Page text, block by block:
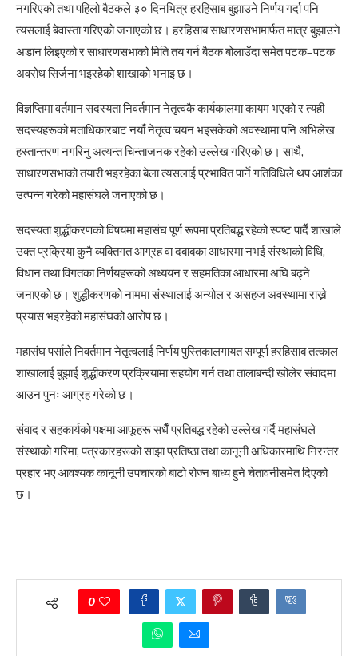
नगरिएको तथा पहिलो बैठकले ३० दिनभित्र हरहिसाब बुझाउने निर्णय गर्दा पनि
त्यसलाई बेवास्ता गरिएको जनाएको छ। हरहिसाब साधारणसभामार्फत मात्र बुझाउने
अडान लिइएको र साधारणसभाको मिति तय गर्न बैठक बोलाउँदा समेत पटक–पटक
अवरोध सिर्जना भइरहेको शाखाको भनाइ छ।
विज्ञप्तिमा वर्तमान सदस्यता निवर्तमान नेतृत्वकै कार्यकालमा कायम भएको र त्यही
सदस्यहरूको मताधिकारबाट नयाँ नेतृत्व चयन भइसकेको अवस्थामा पनि अभिलेख
हस्तान्तरण नगरिनु अत्यन्त चिन्ताजनक रहेको उल्लेख गरिएको छ। साथै,
साधारणसभाको तयारी भइरहेका बेला त्यसलाई प्रभावित पार्ने गतिविधिले थप आशंका
उत्पन्न गरेको महासंघले जनाएको छ।
सदस्यता शुद्धीकरणको विषयमा महासंघ पूर्ण रूपमा प्रतिबद्ध रहेको स्पष्ट पार्दै शाखाले
उक्त प्रक्रिया कुनै व्यक्तिगत आग्रह वा दबाबका आधारमा नभई संस्थाको विधि,
विधान तथा विगतका निर्णयहरूको अध्ययन र सहमतिका आधारमा अघि बढ्ने
जनाएको छ। शुद्धीकरणको नाममा संस्थालाई अन्योल र असहज अवस्थामा राख्ने
प्रयास भइरहेको महासंघको आरोप छ।
महासंघ पर्साले निवर्तमान नेतृत्वलाई निर्णय पुस्तिकालगायत सम्पूर्ण हरहिसाब तत्काल
शाखालाई बुझाई शुद्धीकरण प्रक्रियामा सहयोग गर्न तथा तालाबन्दी खोलेर संवादमा
आउन पुनः आग्रह गरेको छ।
संवाद र सहकार्यको पक्षमा आफूहरू सधैँ प्रतिबद्ध रहेको उल्लेख गर्दै महासंघले
संस्थाको गरिमा, पत्रकारहरूको साझा प्रतिष्ठा तथा कानूनी अधिकारमाथि निरन्तर
प्रहार भए आवश्यक कानूनी उपचारको बाटो रोज्न बाध्य हुने चेतावनीसमेत दिएको
छ।
0